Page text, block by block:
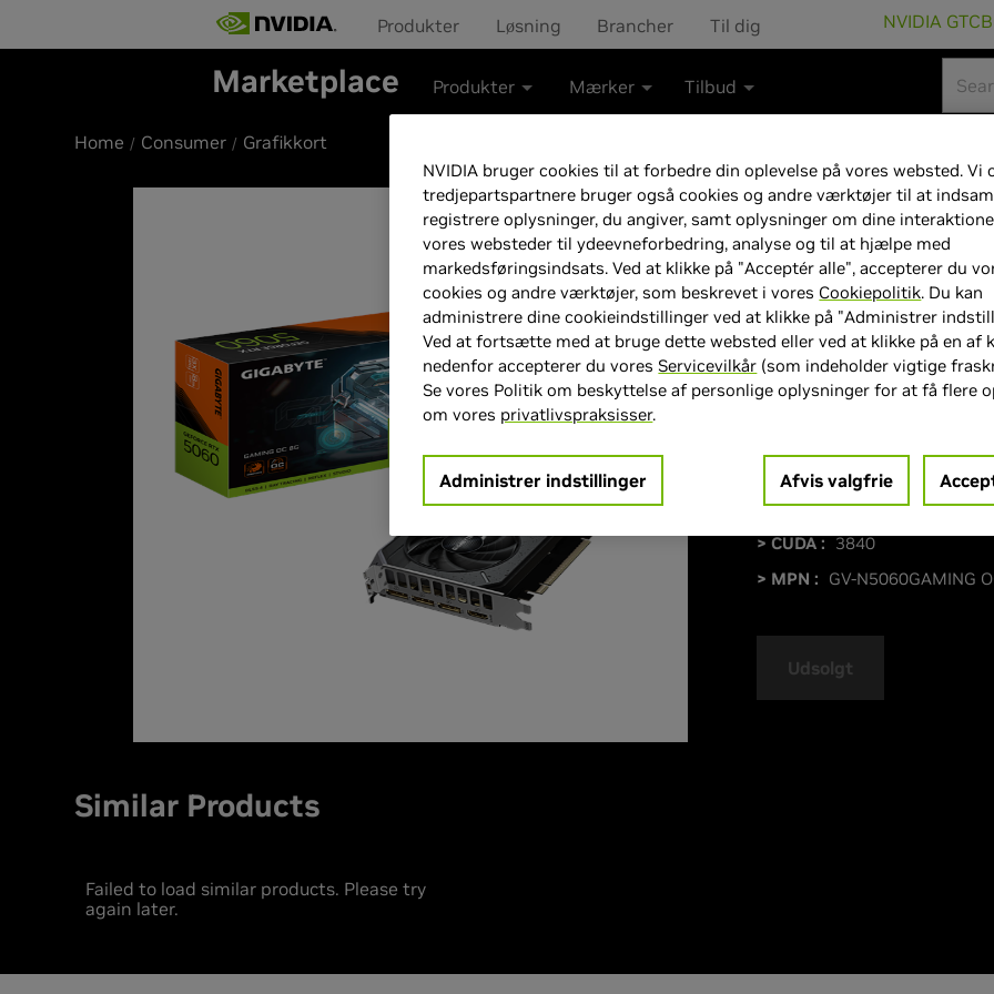
Produkter Løsning Brancher Til dig NVIDIA GTC
Marketplace Produkter Mærker Tilbud
Home Consumer Grafikkort
GIGABYTE
8GB GDDR7
> GPU-
> Øg klokhastigheden : MHz
> CUDA : 3840
> MPN : GV-N5060GAMING
Udsolgt
Similar Products
Failed to load similar products. Please try
again later.
NVIDIA bruger cookies til at forbedre din oplevelse på vores websted. Vi
tredjepartspartnere bruger også cookies og andre værktøjer til at
registrere oplysninger, du angiver, samt oplysninger om dine
vores websteder til ydeevneforbedring, analyse og til at hjælpe med
markedsføringsindsats. Ved at klikke på "Acceptér alle", accepterer du
cookies og andre værktøjer, som beskrevet i vores Cookiepolitik. Du kan
administrere dine cookieindstillinger ved at klikke på "Administrer
Ved at fortsætte med at bruge dette websted eller ved at klikke på en af
nedenfor accepterer du vores Servicevilkår (som indeholder vigtige
Se vores Politik om beskyttelse af personlige oplysninger for at få flere
om vores privatlivspraksisser.
Administrer indstillinger Afvis valgfrie